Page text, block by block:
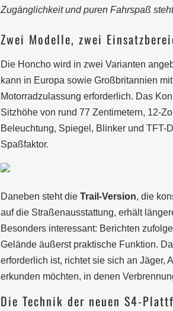
Zugänglichkeit und puren Fahrspaß
Zwei Modelle, zwei
Die Honcho wird in zwei Varianten
kann in Europa sowie Großbritannien
Motorradzulassung erforderlich. Das
Sitzhöhe von rund 77 Zentimetern, 12-
Beleuchtung, Spiegel, Blinker und TFT-
Spaßfaktor.
Daneben steht die Trail-Version, die
auf die Straßenausstattung, erhält
Besonders interessant: Berichten
Gelände äußerst praktische Funktion.
erforderlich ist, richtet sie sich an Jäger,
erkunden möchten, in denen
Die Technik der neuen S4-